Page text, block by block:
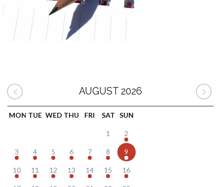
AUGUST 2026
MON TUE WED THU FRI SAT SUN
1 2
3 4 5 6 7 8 9
10 11 12 13 14 15 16